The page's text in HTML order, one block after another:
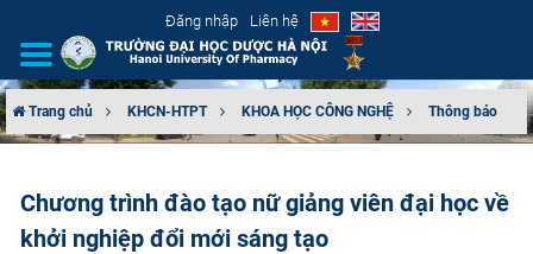
Đăng nhập Liên hệ
CƠ CẤU TỔ CHỨC
Trang chủ KHCN-HTPT KHOA HỌC CÔNG NGHỆ Thông báo
Chương trình đào tạo nữ giảng viên đại học về
khởi nghiệp đổi mới sáng tạo